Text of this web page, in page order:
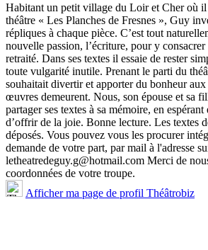
Habitant un petit village du Loir et Cher où il
théâtre « Les Planches de Fresnes », Guy
répliques à chaque pièce. C’est tout
nouvelle passion, l’écriture, pour y
retraité. Dans ses textes il essaie de rester
toute vulgarité inutile. Prenant le parti du
souhaitait divertir et apporter du bonheur
œuvres demeurent. Nous, son épouse et sa
partager ses textes à sa mémoire, en
d’offrir de la joie. Bonne lecture. Les textes
déposés. Vous pouvez vous les procurer
demande de votre part, par mail à l'adresse
letheatredeguy.g@hotmail.com Merci de
coordonnées de votre troupe.
Afficher ma page de profil Théâtrobiz